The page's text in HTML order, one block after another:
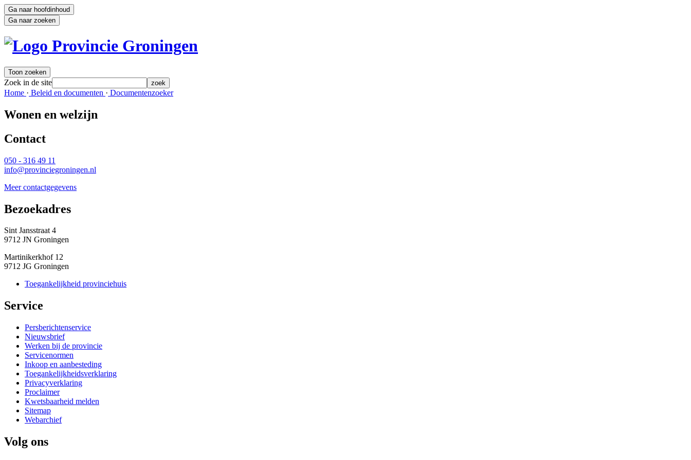
Ga naar hoofdinhoud
Ga naar zoeken
Toon zoeken
Zoek in de site zoek
Home · Beleid en documenten · Documentenzoeker
Wonen en welzijn
Contact
050 - 316 49 11
info@provinciegroningen.nl
Meer contactgegevens
Bezoekadres
Sint Jansstraat 4
9712 JN Groningen
Martinikerkhof 12
9712 JG Groningen
Toegankelijkheid provinciehuis
Service
Persberichtenservice
Nieuwsbrief
Werken bij de provincie
Servicenormen
Inkoop en aanbesteding
Toegankelijkheidsverklaring
Privacyverklaring
Proclaimer
Kwetsbaarheid melden
Sitemap
Webarchief
Volg ons